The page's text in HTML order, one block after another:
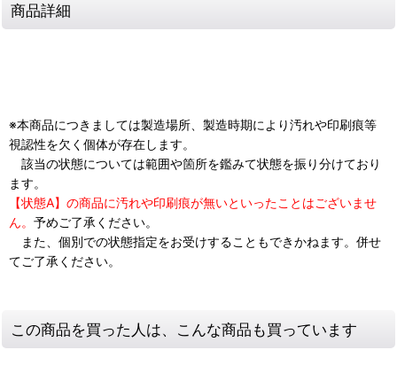
商品詳細
※本商品につきましては製造場所、製造時期により汚れや印刷痕等
視認性を欠く個体が存在します。
該当の状態については範囲や箇所を鑑みて状態を振り分けており
ます。
【状態A】の商品に汚れや印刷痕が無いといったことはございませ
ん。 予めご了承ください。
また、個別での状態指定をお受けすることもできかねます。併せ
てご了承ください。
この商品を買った人は、こんな商品も買っています